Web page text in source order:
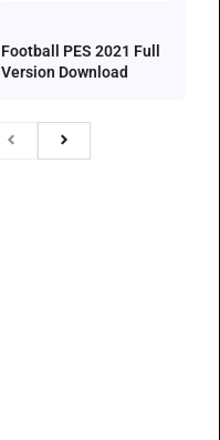
Football PES 2021 Full
Version Download